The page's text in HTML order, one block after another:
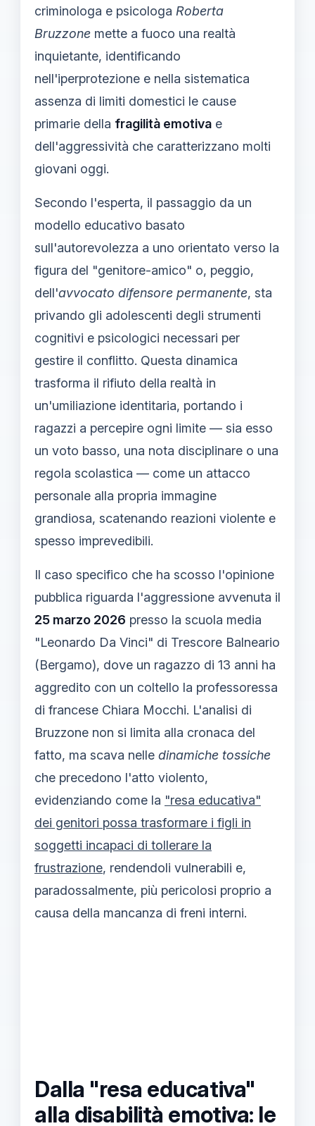
criminologa e psicologa Roberta
Bruzzone mette a fuoco una realtà
inquietante, identificando
nell'iperprotezione e nella sistematica
assenza di limiti domestici le cause
primarie della fragilità emotiva e
dell'aggressività che caratterizzano molti
giovani oggi.
Secondo l'esperta, il passaggio da un
modello educativo basato
sull'autorevolezza a uno orientato verso la
figura del "genitore-amico" o, peggio,
dell'avvocato difensore permanente, sta
privando gli adolescenti degli strumenti
cognitivi e psicologici necessari per
gestire il conflitto. Questa dinamica
trasforma il rifiuto della realtà in
un'umiliazione identitaria, portando i
ragazzi a percepire ogni limite — sia esso
un voto basso, una nota disciplinare o una
regola scolastica — come un attacco
personale alla propria immagine
grandiosa, scatenando reazioni violente e
spesso imprevedibili.
Il caso specifico che ha scosso l'opinione
pubblica riguarda l'aggressione avvenuta il
25 marzo 2026 presso la scuola media
"Leonardo Da Vinci" di Trescore Balneario
(Bergamo), dove un ragazzo di 13 anni ha
aggredito con un coltello la professoressa
di francese Chiara Mocchi. L'analisi di
Bruzzone non si limita alla cronaca del
fatto, ma scava nelle dinamiche tossiche
che precedono l'atto violento,
evidenziando come la "resa educativa"
dei genitori possa trasformare i figli in
soggetti incapaci di tollerare la
frustrazione, rendendoli vulnerabili e,
paradossalmente, più pericolosi proprio a
causa della mancanza di freni interni.
Dalla "resa educativa"
alla disabilità emotiva: le